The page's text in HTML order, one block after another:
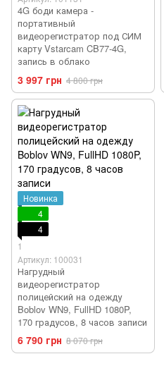
4G боди камера -
портативный
видеорегистратор под СИМ
карту Vstarcam CB77-4G,
запись в облако
3 997 грн 4 800 грн
Новинка
4
4
1
Артикул: 100031
Нагрудный
видеорегистратор
полицейский на одежду
Boblov WN9, FullHD 1080P,
170 градусов, 8 часов записи
6 790 грн 8 070 грн